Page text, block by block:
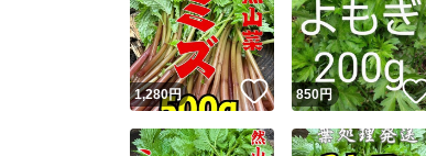
1,280円 いいね！
850円